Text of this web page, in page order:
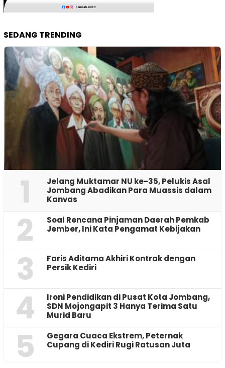
SEDANG TRENDING
1
Jelang Muktamar NU ke-35, Pelukis Asal
Jombang Abadikan Para Muassis dalam
Kanvas
2
‎Soal Rencana Pinjaman Daerah Pemkab
Jember, Ini Kata Pengamat Kebijakan ‎
3
Faris Aditama Akhiri Kontrak dengan
Persik Kediri
4
Ironi Pendidikan di Pusat Kota Jombang,
SDN Mojongapit 3 Hanya Terima Satu
Murid Baru
5
‎Gegara Cuaca Ekstrem, Peternak
Cupang di Kediri Rugi Ratusan Juta